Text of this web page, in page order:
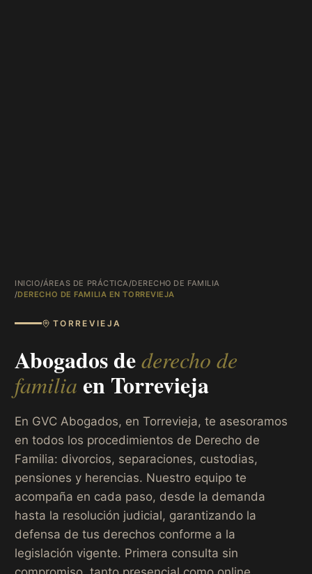
INICIO/ÁREAS DE PRÁCTICA /DERECHO DE FAMILIA
/DERECHO DE FAMILIA EN TORREVIEJA
TORREVIEJA
Abogados dederecho de
familia enTorrevieja
En GVC Abogados, en Torrevieja, te asesoramos
en todos los procedimientos de Derecho de
Familia: divorcios, separaciones, custodias,
pensiones y herencias. Nuestro equipo te
acompaña en cada paso, desde la demanda
hasta la resolución judicial, garantizando la
defensa de tus derechos conforme a la
legislación vigente. Primera consulta sin